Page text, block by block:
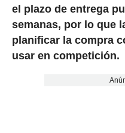
el plazo de entrega
semanas, por lo que
planificar la compra
usar en competición.